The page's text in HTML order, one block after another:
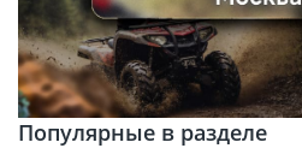
Популярные в разделе